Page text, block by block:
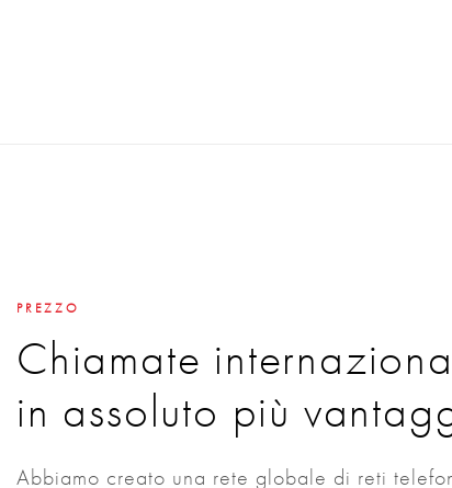
PREZZO
Chiamate
in assoluto più
Abbiamo creato una rete globale di reti